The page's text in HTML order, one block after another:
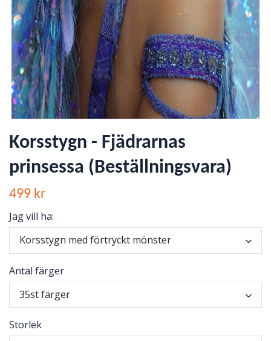
Korsstygn - Fjädrarnas
prinsessa (Beställningsvara)
499 kr
Jag vill ha:
Korsstygn med förtryckt mönster
Antal färger
35st färger
Storlek